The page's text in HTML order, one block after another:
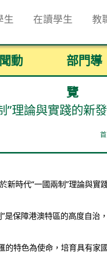
生 在讀學生 教
動
部門導
覽
”理論與實踐的新
時代“一國兩制”理論與
保障港澳特區的高度自
的特色為使命，培育具有